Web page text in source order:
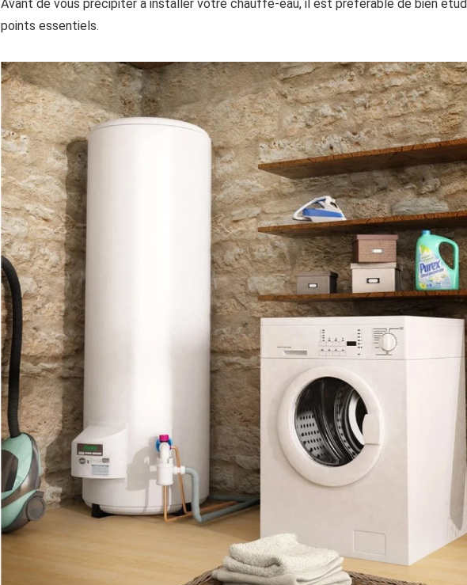
Avant de vous précipiter à installer votre chauffe-eau, il est préférable de bien
points essentiels.